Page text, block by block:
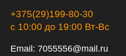
+375(29)199-80-30
с 10:00 до 19:00 Вт-Вс
Email: 7055556@mail.ru